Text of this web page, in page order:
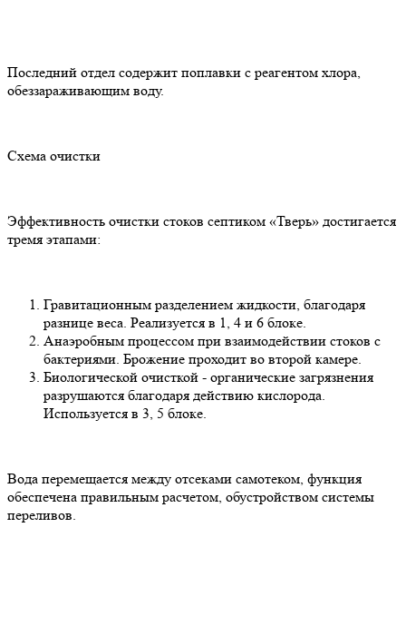
Последний отдел содержит поплавки с реагентом хлора,
обеззараживающим воду.
Схема очистки
Эффективность очистки стоков септиком «Тверь» достигается
тремя этапами:
Гравитационным разделением жидкости, благодаря
разнице веса. Реализуется в 1, 4 и 6 блоке.
Анаэробным процессом при взаимодействии стоков с
бактериями. Брожение проходит во второй камере.
Биологической очисткой - органические загрязнения
разрушаются благодаря действию кислорода.
Используется в 3, 5 блоке.
Вода перемещается между отсеками самотеком, функция
обеспечена правильным расчетом, обустройством системы
переливов.